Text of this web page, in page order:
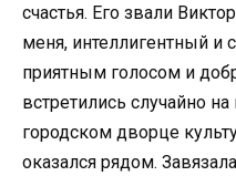
счастья. Его звали
меня, интеллигентный и
приятным голосом и
встретились случайно
городском дворце
оказался рядом.